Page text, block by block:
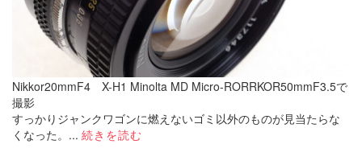
Nikkor20mmF4 X-H1 Minolta MD Micro-RORRKOR50mmF3.5で
撮影
すっかりジャンクワゴンに燃えないゴミ以外のものが見当たらな
くなった。... 続きを読む